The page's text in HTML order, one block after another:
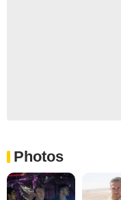
Photos